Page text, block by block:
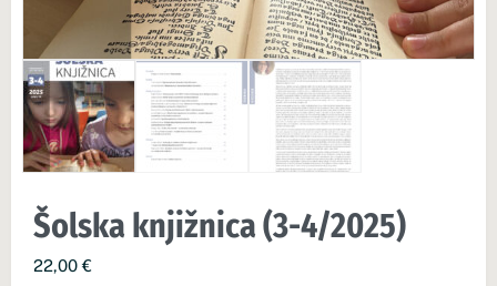
Šolska knjižnica (3-4/2025)
22,00€